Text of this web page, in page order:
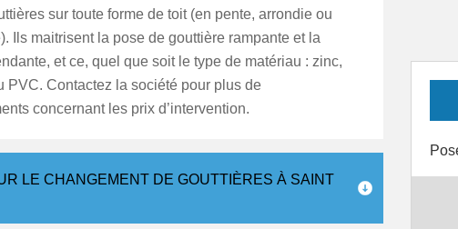
sur toute forme de toit (en pente, arrondie ou
Ils maitrisent la pose de gouttière rampante et la
et ce, quel que soit le type de matériau : zinc,
PVC. Contactez la société pour plus de
concernant les prix d’intervention.
LE CHANGEMENT DE GOUTTIÈRES À SAINT